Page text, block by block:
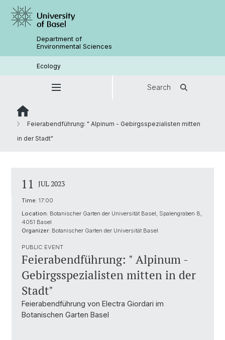
Department of
Environmental Sciences
Ecology
Search
Feierabendführung: " Alpinum - Gebirgsspezialisten mitten
in der Stadt"
11 JUL 2023
Time: 17:00
Location: Botanischer Garten der Universität Basel, Spalengraben 8,
4051 Basel
Organizer: Botanischer Garten der Universität Basel
PUBLIC EVENT
Feierabendführung: " Alpinum -
Gebirgsspezialisten mitten in der
Stadt"
Feierabendführung von Electra Giordari im
Botanischen Garten Basel